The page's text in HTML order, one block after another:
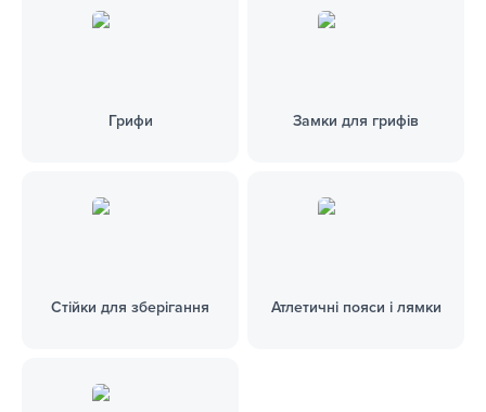
Грифи Замки для грифів
Стійки для зберігання Атлетичні пояси і лямки